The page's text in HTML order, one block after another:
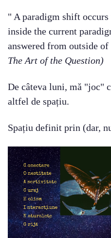
" A paradigm shift occurs
inside the current
answered from outside
The Art of the Question)
De câteva luni, mă "joc"
altfel de spațiu.
Spațiu definit prin (dar,